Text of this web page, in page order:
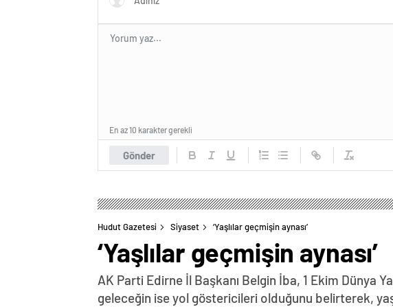
Gönder
En az 10 karakter gerekli
Hudut Gazetesi Siyaset ‘Yaşlılar geçmişin aynası’
‘Yaşlılar geçmişin aynası’
AK Parti Edirne İl Başkanı Belgin İba, 1 Ekim Dünya
geleceğin ise yol göstericileri olduğunu belirterek,